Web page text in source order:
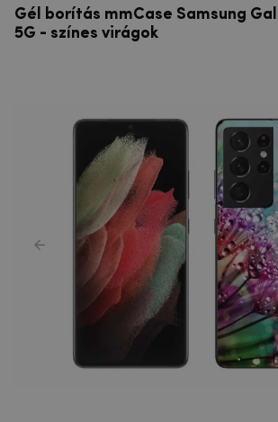
Gél borítás mmCase Samsung
5G - színes virágok